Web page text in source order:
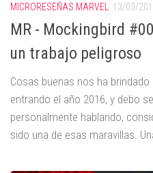
MICRORESEÑAS MARVEL 13/03/
MR - Mockingbird
un trabajo peligroso
Cosas buenas nos ha
entrando el año 2016, y debo
personalmente hablando,
sido una de esas maravillas.